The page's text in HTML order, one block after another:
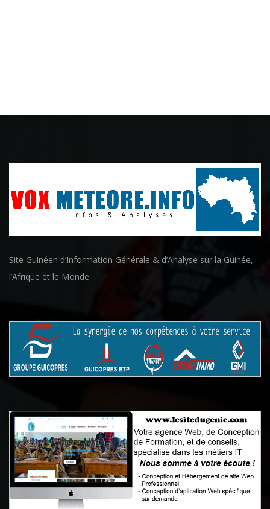
Site Guinéen d’Information Générale & d’Analyse sur la Guinée,
l’Afrique et le Monde